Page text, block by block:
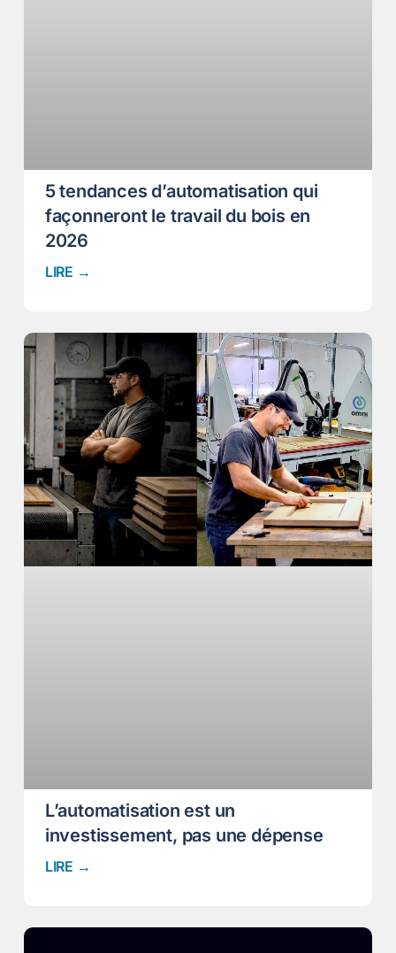
5 tendances d’automatisation qui
façonneront le travail du bois en
2026
LIRE →
L’automatisation est un
investissement, pas une dépense
LIRE →